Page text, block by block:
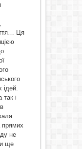
Ця
ідей.
і
прямих
не
ще